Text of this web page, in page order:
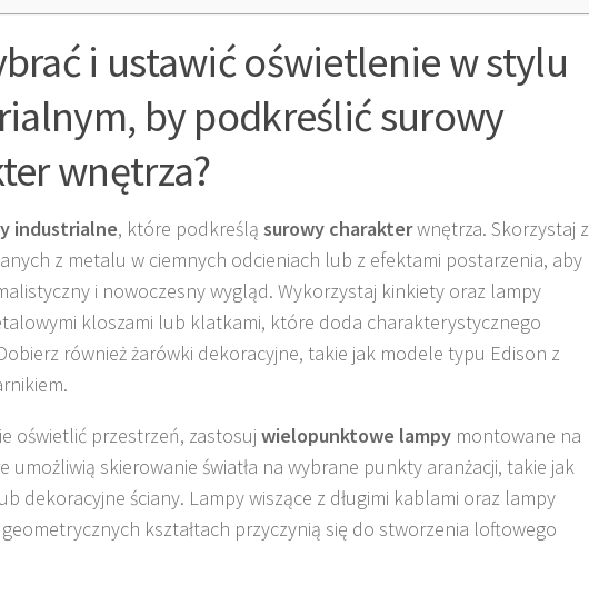
i ustawić oświetlenie w stylu
by podkreślić surowy
wnętrza?
industrialne, które podkreślą surowy charakterwnętrza. Skorzystaj z
z metalu w ciemnych odcieniach lub z efektami postarzenia, aby
i nowoczesny wygląd. Wykorzystaj kinkiety oraz lampy
kloszami lub klatkami, które doda charakterystycznego
również żarówki dekoracyjne, takie jak modele typu Edison z
oświetlić przestrzeń, zastosuj wielopunktowe lampy montowane na
umożliwią skierowanie światła na wybrane punkty aranżacji, takie jak
dekoracyjne ściany. Lampy wiszące z długimi kablami oraz lampy
kształtach przyczynią się do stworzenia loftowego